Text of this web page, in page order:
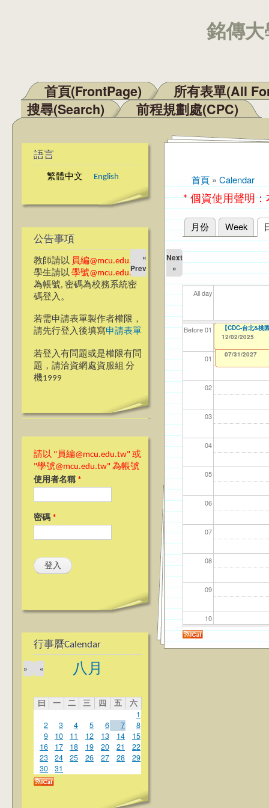
銘傳
主選單
首頁(FrontPage)
所有表單(All
搜尋(Search)
前程規劃處(CPC)
語言
繁體中文 English
公告事項
教師請以 員編@mcu.edu.tw
學生請以 學號@mcu.edu.tw
為帳號, 密碼為校務系統密
碼登入。
若需申請表單製作者權限，
請先行登入後填寫申請表單
若登入有問題或是權限有問
題，請洽資網處資服組 分
機1999
請以 "員編@mcu.edu.tw" 或
"學號@mcu.edu.tw" 為帳號
使用者名稱 *
密碼 *
行事曆Calendar
八月
«
»
曰 一 二 三 四 五
六
1
2
3 4 5 6 7
8
9
10 11 12 13 14
15
16
17 18 19 20 21
22
23
24 25 26 27 28
29
30
31
您在這裡
首頁 » Calendar
* 個資使用聲明
主要索引標籤
月份 Week
«
Prev
Next
»
All day
Before 01
01
02
03
04
05
06
07
08
09
10
11
【資網處】
整合系統～表單
12/31/2027
【財務處】工讀
11/12/2021
【財務處】漏打
錄
07/31/2027
114
114
114
【學
114
【名額已滿】【
12/02/2025
【CDC-台北&
12/02/2025